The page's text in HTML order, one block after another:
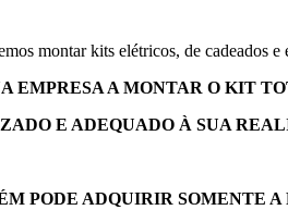
montar kits elétricos, de cadeados
EMPRESA A MONTAR O KIT
E ADEQUADO À SUA
PODE ADQUIRIR SOMENTE A